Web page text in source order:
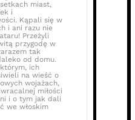
miast,
i
Kąpali się w
i ani razu nie
Przeżyli
przygodę w
tak
od domu.
ich
na wieść o
wojażach,
miłości
i o tym jak dali
we włoskim